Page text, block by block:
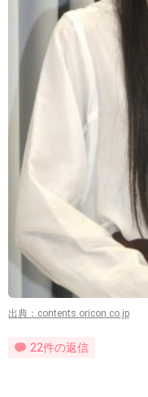
出典：contents.oricon.co.jp
22件の返信